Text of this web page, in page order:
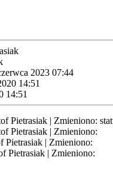
2023 07:44
14:51
14:51
Pietrasiak | Zmieniono:
Pietrasiak | Zmieniono:
Pietrasiak | Zmieniono:
Pietrasiak | Zmieniono: